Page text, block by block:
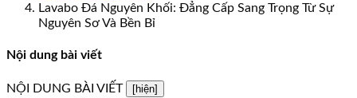
Lavabo Đá Nguyên Khối: Đẳng Cấp Sang Trọng Từ Sự
Nguyên Sơ Và Bền Bỉ
Nội dung bài viết
NỘI DUNG BÀI VIẾT [hiện]